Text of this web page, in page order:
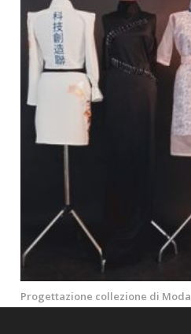
Progettazione collezione di Moda